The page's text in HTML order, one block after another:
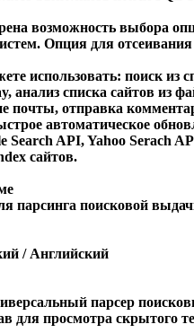
возможность выбора
Опция для
использовать: поиск из
анализ списка сайтов из
почты, отправка
автоматическое
Search API,Yahoo Serach
сайтов.
парсинга поисковой
/ Английский
парсер
для просмотра скрытого